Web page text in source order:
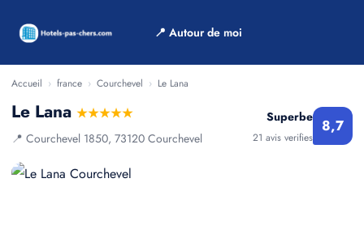
📍 Autour de moi
Accueil › france › Courchevel › Le Lana
Le Lana ★★★★★
📍 Courchevel 1850, 73120 Courchevel
Superbe
21 avis verifies
8,7